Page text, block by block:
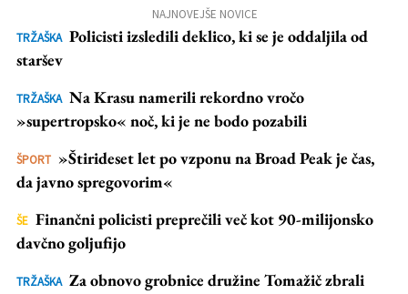
NAJNOVEJŠE NOVICE
TRŽAŠKA Policisti izsledili deklico, ki se je oddaljila od
staršev
TRŽAŠKA Na Krasu namerili rekordno vročo
»supertropsko« noč, ki je ne bodo pozabili
ŠPORT »Štirideset let po vzponu na Broad Peak je čas,
da javno spregovorim«
ŠE Finančni policisti preprečili več kot 90-milijonsko
davčno goljufijo
TRŽAŠKA Za obnovo grobnice družine Tomažič zbrali